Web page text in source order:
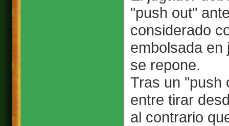
"push out"
considerado
embolsada en
se repone.
Tras un "push
entre tirar
al contrario